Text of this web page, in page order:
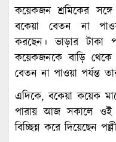
কয়েকজন শ্রমিকের
বকেয়া বেতন না
করছেন। ভাড়ার টাকা
কয়েকজনকে বাড়ি থেকে
বেতন না পাওয়া পর্যন্ত
এদিকে, বকেয়া কয়েক
পারায় আজ সকালে ওই
বিচ্ছিন্ন করে দিয়েছেন